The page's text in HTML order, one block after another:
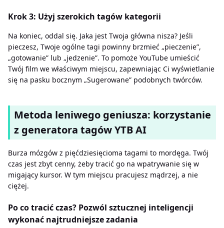
Krok 3: Użyj szerokich tagów kategorii
Na koniec, oddal się. Jaka jest Twoja główna nisza? Jeśli
pieczesz, Twoje ogólne tagi powinny brzmieć „pieczenie”,
„gotowanie” lub „jedzenie”. To pomoże YouTube umieścić
Twój film we właściwym miejscu, zapewniając Ci wyświetlanie
się na pasku bocznym „Sugerowane” podobnych twórców.
Metoda leniwego geniusza: korzystanie
z generatora tagów YTB AI
Burza mózgów z pięćdziesięcioma tagami to mordęga. Twój
czas jest zbyt cenny, żeby tracić go na wpatrywanie się w
migający kursor. W tym miejscu pracujesz mądrzej, a nie
ciężej.
Po co tracić czas? Pozwól sztucznej inteligencji
wykonać najtrudniejsze zadania